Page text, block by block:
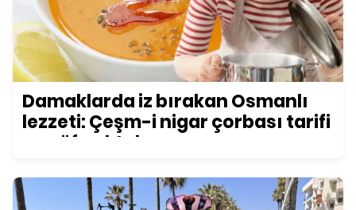
Damaklarda iz bırakan Osmanlı
lezzeti: Çeşm-i nigar çorbası tarifi
ve püf noktaları